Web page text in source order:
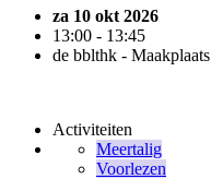
za 10 okt 2026
13:00 - 13:45
de bblthk - Maakplaats
Activiteiten
Meertalig
Voorlezen